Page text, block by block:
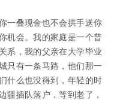
一叠现金也不会拱手送你
机会。我的家庭是一个普
系，我的父亲在大学毕业
只有一条马路，他们那一
什么也没得到，年轻的时
疆插队落户，等到老了，